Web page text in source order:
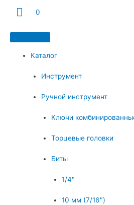
Главное
меню
Каталог
Инструмент
Ручной инструмент
Ключи
Торцевые головки
Биты
1/4"
10 мм (7/16")
0